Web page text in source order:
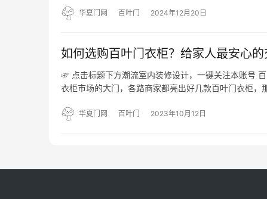
华夏门网 百叶门 2024年12月20日
如何选购百叶门衣柜？给家人最安心的
☞ 点击标题下方潮流室内装修设计，一键关注本账号
衣柜市场的大门，各路商家都亮出好几款百叶门衣柜，
误… 华夏门网 百叶门 2023年10月12日